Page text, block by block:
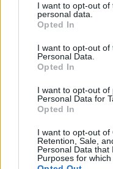
not limited to your visit
grant or deny consent
use your data for
consent section.
I want to opt-out
personal data.
Opted In
I want to opt-out of
Personal Data.
Opted In
I want to opt-out of
Personal Data for
Opted In
I want to opt-out of
Retention, Sale,
Personal Data that
Purposes for which
Márquezt
látták. Arról már
beszámolók, hogy
szerint
látogatása
A
átigazolás „a vége